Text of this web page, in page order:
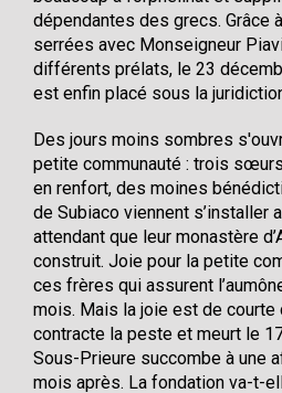
dépendantes des grecs. Grâce
serrées avec Monseigneur
différents prélats, le 23
est enfin placé sous la
Des jours moins sombres
petite communauté : trois
en renfort, des moines
de Subiaco viennent s’installer
attendant que leur monastère
construit. Joie pour la petite
ces frères qui assurent
mois. Mais la joie est de courte
contracte la peste et meurt le
Sous-Prieure succombe à une
mois après. La fondation va-t-